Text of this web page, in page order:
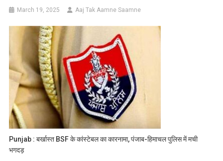
March 19, 2025 Aaj Tak Aamne Saamne
Punjab : बर्खास्त BSF के कांस्टेबल का कारनामा, पंजाब-हिमाचल पुलिस में मची
भगदड़